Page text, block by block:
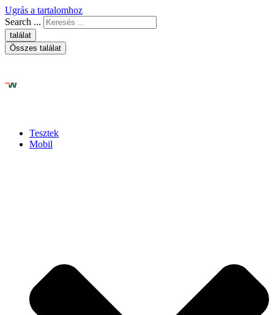
Ugrás a tartalomhoz
Search ...
találat
Összes találat
Tesztek
Mobil